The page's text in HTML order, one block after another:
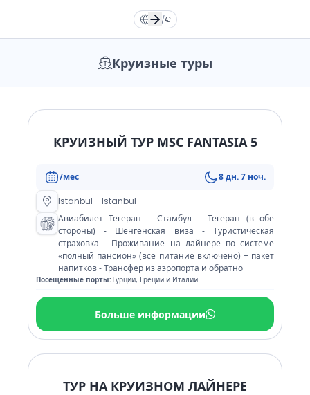
RU/€
TR English
Доллар Евро
Томан
Круизные туры
КРУИЗНЫЙ ТУР MSC FANTASIA 5
/мес 8 дн. 7 ноч.
Istanbul - Istanbul
Авиабилет Тегеран – Стамбул – Тегеран (в обе
стороны) - Шенгенская виза - Туристическая
страховка - Проживание на лайнере по системе
«полный пансион» (все питание включено) + пакет
напитков - Трансфер из аэропорта и обратно
Посещенные порты:Турции, Греции и Италии
Больше информации
ТУР НА КРУИЗНОМ ЛАЙНЕРЕ
TR English
Dollar Euro
Toman